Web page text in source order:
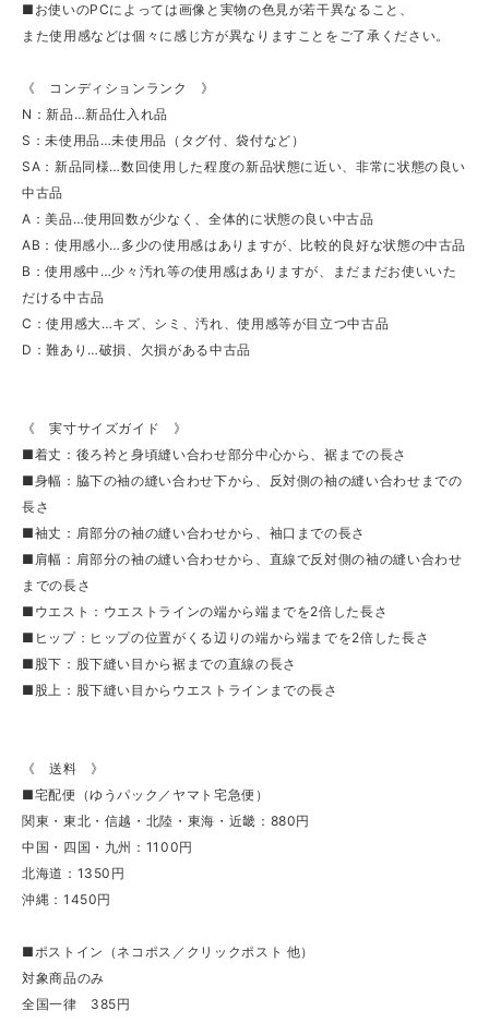
■お使いのPCによっては画像と実物の色見が若干異なること、
また使用感などは個々に感じ方が異なりますことをご了承ください。
《 コンディションランク 》
N：新品…新品仕入れ品
S：未使用品…未使用品（タグ付、袋付など）
SA：新品同様…数回使用した程度の新品状態に近い、非常に状態の良い
中古品
A：美品…使用回数が少なく、全体的に状態の良い中古品
AB：使用感小…多少の使用感はありますが、比較的良好な状態の中古品
B：使用感中…少々汚れ等の使用感はありますが、まだまだお使いいた
だける中古品
C：使用感大…キズ、シミ、汚れ、使用感等が目立つ中古品
D：難あり…破損、欠損がある中古品
《 実寸サイズガイド 》
■着丈：後ろ衿と身頃縫い合わせ部分中心から、裾までの長さ
■身幅：脇下の袖の縫い合わせ下から、反対側の袖の縫い合わせまでの
長さ
■袖丈：肩部分の袖の縫い合わせから、袖口までの長さ
■肩幅：肩部分の袖の縫い合わせから、直線で反対側の袖の縫い合わせ
までの長さ
■ウエスト：ウエストラインの端から端までを2倍した長さ
■ヒップ：ヒップの位置がくる辺りの端から端までを2倍した長さ
■股下：股下縫い目から裾までの直線の長さ
■股上：股下縫い目からウエストラインまでの長さ
《 送料 》
■宅配便（ゆうパック／ヤマト宅急便）
関東・東北・信越・北陸・東海・近畿：880円
中国・四国・九州：1100円
北海道：1350円
沖縄：1450円
■ポストイン（ネコポス／クリックポスト 他）
対象商品のみ
全国一律 385円